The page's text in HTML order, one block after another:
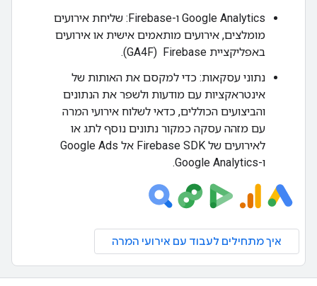
‫Google Analytics ו-Firebase: שליחת אירועים
מומלצים, אירועים מותאמים אישית או אירועים
באפליקציית Firebase ‏ (GA4F).
נתוני עסקאות: כדי למקסם את האותות של
אינטראקציות עם מודעות ולשפר את הנתונים
והביצועים הכוללים, כדאי לשלוח אירועי המרה
עם מזהה עסקה כמקור נתונים נוסף לתג או
לאירועים של Firebase SDK אל Google Ads
ו-Google Analytics.
איך מתחילים לעבוד עם אירועי המרה